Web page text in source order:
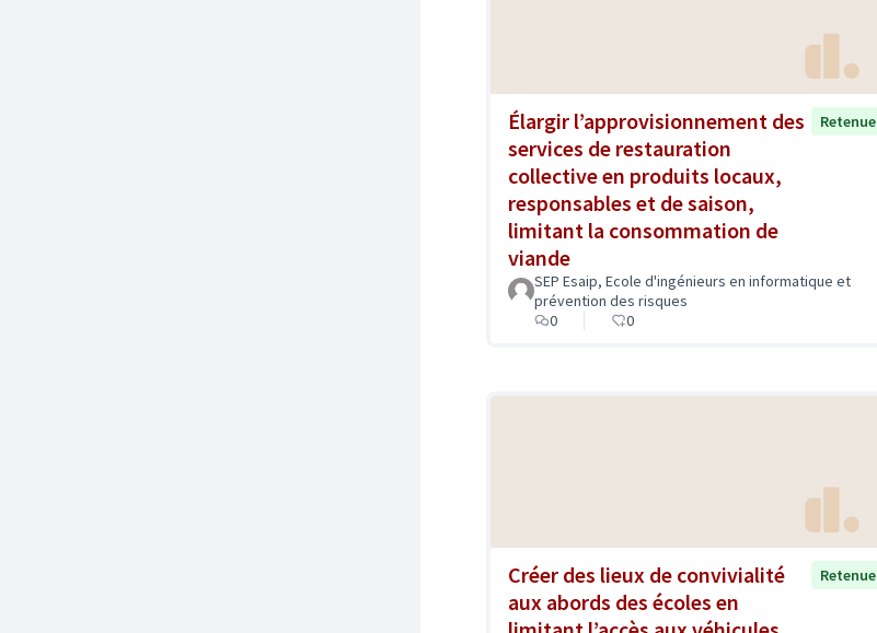
Élargir l’approvisionnement des
services de restauration
collective en produits locaux,
responsables et de saison,
limitant la consommation de
viande
Retenue
SEP Esaip, Ecole d'ingénieurs en informatique et
prévention des risques
0
0
Créer des lieux de convivialité
aux abords des écoles en
Retenue